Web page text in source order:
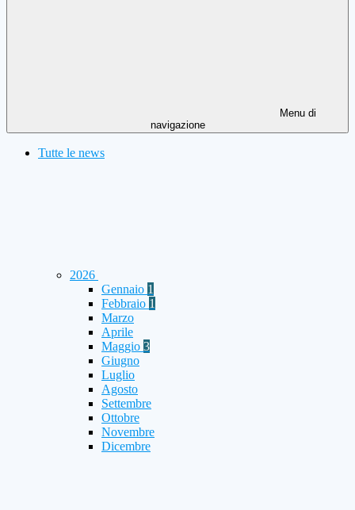
Menu di
navigazione
Tutte le news
2026
Gennaio 1
Febbraio 1
Marzo
Aprile
Maggio 3
Giugno
Luglio
Agosto
Settembre
Ottobre
Novembre
Dicembre